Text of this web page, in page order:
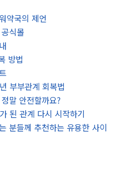
약국의 제언
식몰
방법
부부관계 회복법
말 안전할까요?
된 관계 다시 시작하기
분들께 추천하는 유용한 사이